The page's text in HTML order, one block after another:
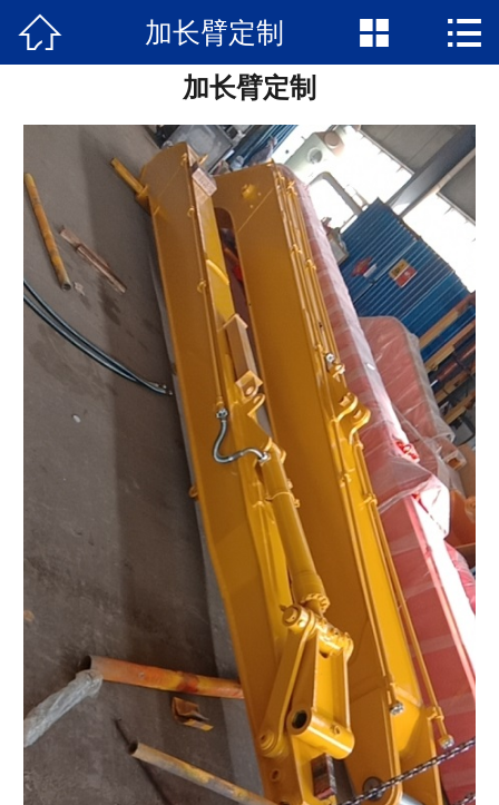
网站首页
新闻资讯
产品中心
公司文化
在线留言
联系我们
 加长臂定制  
加长臂定制